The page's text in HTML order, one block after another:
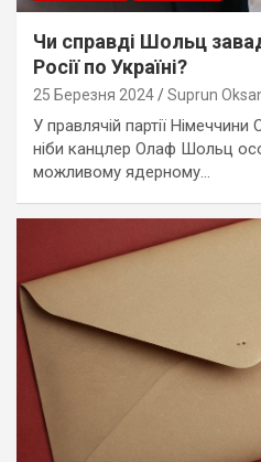
Чи справді Шольц
Росії по Україні?
25 Березня 2024 Suprun
У правлячій партії
ніби канцлер Олаф Шольц
можливому ядерному…